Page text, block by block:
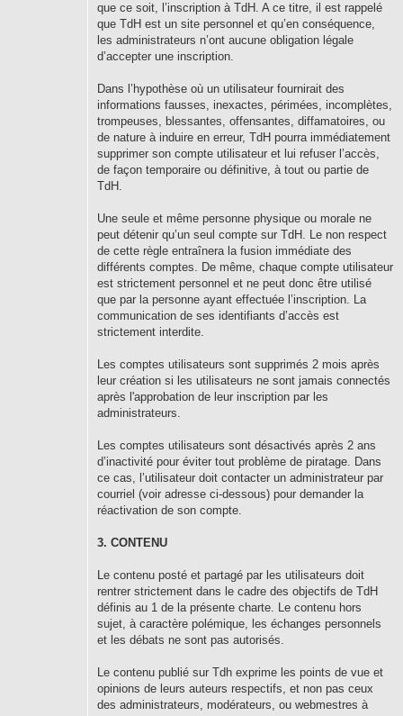
que ce soit, l’inscription à TdH. A ce titre, il est rappelé
que TdH est un site personnel et qu’en conséquence,
les administrateurs n’ont aucune obligation légale
d’accepter une inscription.
Dans l’hypothèse où un utilisateur fournirait des
informations fausses, inexactes, périmées, incomplètes,
trompeuses, blessantes, offensantes, diffamatoires, ou
de nature à induire en erreur, TdH pourra immédiatement
supprimer son compte utilisateur et lui refuser l’accès,
de façon temporaire ou définitive, à tout ou partie de
TdH.
Une seule et même personne physique ou morale ne
peut détenir qu’un seul compte sur TdH. Le non respect
de cette règle entraînera la fusion immédiate des
différents comptes. De même, chaque compte utilisateur
est strictement personnel et ne peut donc être utilisé
que par la personne ayant effectuée l’inscription. La
communication de ses identifiants d’accès est
strictement interdite.
Les comptes utilisateurs sont supprimés 2 mois après
leur création si les utilisateurs ne sont jamais connectés
après l'approbation de leur inscription par les
administrateurs.
Les comptes utilisateurs sont désactivés après 2 ans
d’inactivité pour éviter tout problème de piratage. Dans
ce cas, l’utilisateur doit contacter un administrateur par
courriel (voir adresse ci-dessous) pour demander la
réactivation de son compte.
3. CONTENU
Le contenu posté et partagé par les utilisateurs doit
rentrer strictement dans le cadre des objectifs de TdH
définis au 1 de la présente charte. Le contenu hors
sujet, à caractère polémique, les échanges personnels
et les débats ne sont pas autorisés.
Le contenu publié sur Tdh exprime les points de vue et
opinions de leurs auteurs respectifs, et non pas ceux
des administrateurs, modérateurs, ou webmestres à